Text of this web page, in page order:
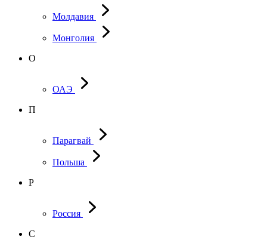
Молдавия
Монголия
О
ОАЭ
П
Парагвай
Польша
Р
Россия
С